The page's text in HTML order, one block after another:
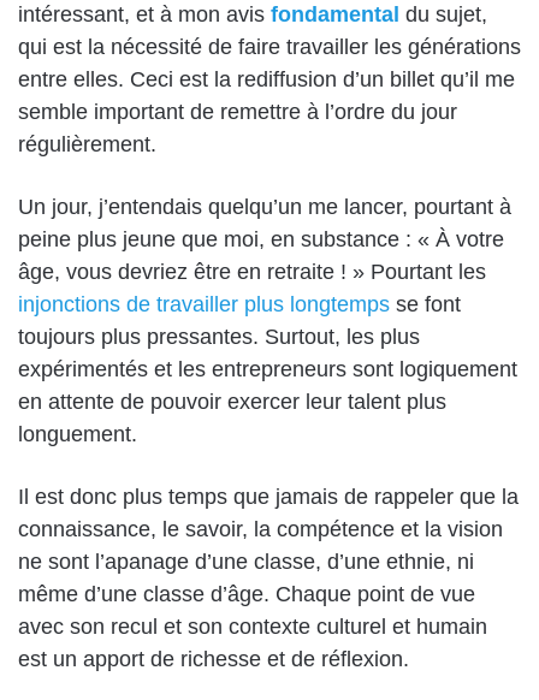
intéressant, et à mon avis fondamental du sujet,
qui est la nécessité de faire travailler les générations
entre elles. Ceci est la rediffusion d’un billet qu’il me
semble important de remettre à l’ordre du jour
régulièrement.
Un jour, j’entendais quelqu’un me lancer, pourtant à
peine plus jeune que moi, en substance : « À votre
âge, vous devriez être en retraite ! » Pourtant les
injonctions de travailler plus longtemps se font
toujours plus pressantes. Surtout, les plus
expérimentés et les entrepreneurs sont logiquement
en attente de pouvoir exercer leur talent plus
longuement.
Il est donc plus temps que jamais de rappeler que la
connaissance, le savoir, la compétence et la vision
ne sont l’apanage d’une classe, d’une ethnie, ni
même d’une classe d’âge. Chaque point de vue
avec son recul et son contexte culturel et humain
est un apport de richesse et de réflexion.